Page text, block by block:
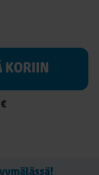
KORIIN